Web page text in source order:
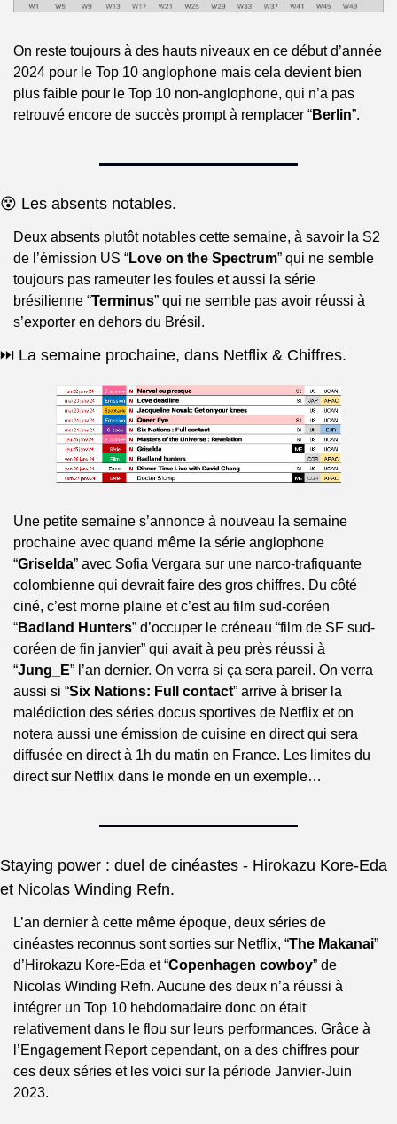
On reste toujours à des hauts niveaux en ce début d’année
2024 pour le Top 10 anglophone mais cela devient bien
plus faible pour le Top 10 non-anglophone, qui n’a pas
retrouvé encore de succès prompt à remplacer “Berlin”.
😵 Les absents notables.
Deux absents plutôt notables cette semaine, à savoir la S2
de l’émission US “Love on the Spectrum” qui ne semble
toujours pas rameuter les foules et aussi la série
brésilienne “Terminus” qui ne semble pas avoir réussi à
s’exporter en dehors du Brésil.
⏭️ La semaine prochaine, dans Netflix & Chiffres.
Une petite semaine s’annonce à nouveau la semaine
prochaine avec quand même la série anglophone
“Griselda” avec Sofia Vergara sur une narco-trafiquante
colombienne qui devrait faire des gros chiffres. Du côté
ciné, c’est morne plaine et c’est au film sud-coréen
“Badland Hunters” d’occuper le créneau “film de SF sud-
coréen de fin janvier” qui avait à peu près réussi à
“Jung_E” l’an dernier. On verra si ça sera pareil. On verra
aussi si “Six Nations: Full contact” arrive à briser la
malédiction des séries docus sportives de Netflix et on
notera aussi une émission de cuisine en direct qui sera
diffusée en direct à 1h du matin en France. Les limites du
direct sur Netflix dans le monde en un exemple…
Staying power : duel de cinéastes - Hirokazu Kore-Eda
et Nicolas Winding Refn.
L’an dernier à cette même époque, deux séries de
cinéastes reconnus sont sorties sur Netflix, “The Makanai”
d’Hirokazu Kore-Eda et “Copenhagen cowboy” de
Nicolas Winding Refn. Aucune des deux n’a réussi à
intégrer un Top 10 hebdomadaire donc on était
relativement dans le flou sur leurs performances. Grâce à
l’Engagement Report cependant, on a des chiffres pour
ces deux séries et les voici sur la période Janvier-Juin
2023.